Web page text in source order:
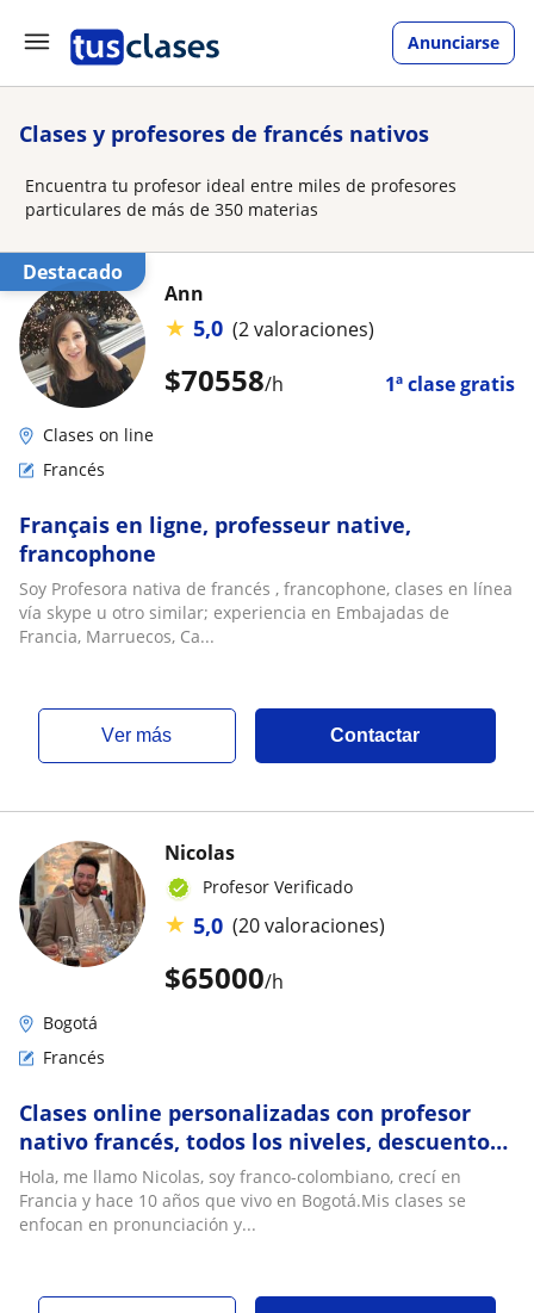
Anunciarse
Clases y profesores de francés nativos
Encuentra tu profesor ideal entre miles de profesores
particulares de más de 350 materias
Destacado
$70558/h 1ª clase gratis
Ann
★ 5,0 (2 valoraciones)
Clases on line
Francés
Français en ligne, professeur native,
francophone
Soy Profesora nativa de francés , francophone, clases en línea
vía skype u otro similar; experiencia en Embajadas de
Francia, Marruecos, Ca...
ver más Contactar
$65000/h
Nicolas
Profesor Verificado
★ 5,0 (20 valoraciones)
Bogotá
Francés
Clases online personalizadas con profesor
nativo francés, todos los niveles, descuentos
para grupos
Hola, me llamo Nicolas, soy franco-colombiano, crecí en
Francia y hace 10 años que vivo en Bogotá.Mis clases se
enfocan en pronunciación y...